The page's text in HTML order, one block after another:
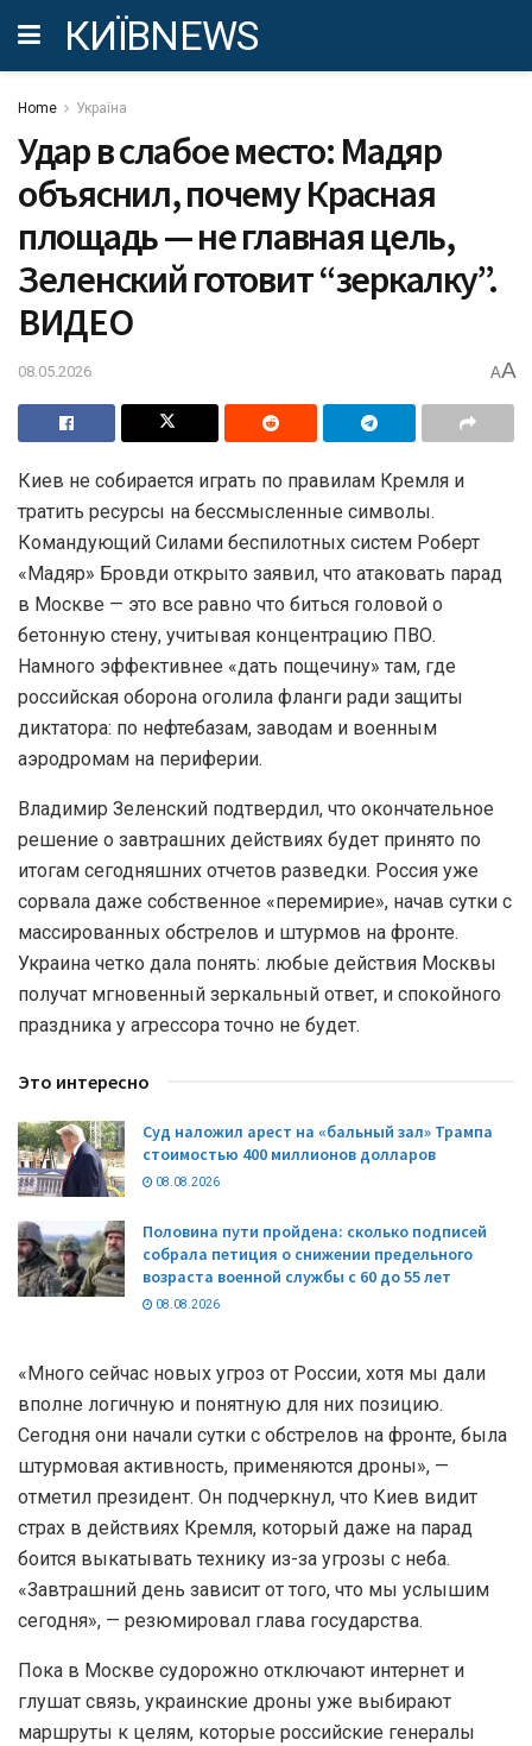
КИЇВNEWS
Home Україна
Удар в слабое место: Мадяр
объяснил, почему Красная
площадь — не главная цель,
Зеленский готовит “зеркалку”.
ВИДЕО
08.05.2026 AA
Киев не собирается играть по правилам Кремля и
тратить ресурсы на бессмысленные символы.
Командующий Силами беспилотных систем Роберт
«Мадяр» Бровди открыто заявил, что атаковать парад
в Москве — это все равно что биться головой о
бетонную стену, учитывая концентрацию ПВО.
Намного эффективнее «дать пощечину» там, где
российская оборона оголила фланги ради защиты
диктатора: по нефтебазам, заводам и военным
аэродромам на периферии.
Владимир Зеленский подтвердил, что окончательное
решение о завтрашних действиях будет принято по
итогам сегодняшних отчетов разведки. Россия уже
сорвала даже собственное «перемирие», начав сутки с
массированных обстрелов и штурмов на фронте.
Украина четко дала понять: любые действия Москвы
получат мгновенный зеркальный ответ, и спокойного
праздника у агрессора точно не будет.
Это интересно
Суд наложил арест на «бальный зал» Трампа
стоимостью 400 миллионов долларов
08.08.2026
Половина пути пройдена: сколько подписей
собрала петиция о снижении предельного
возраста военной службы с 60 до 55 лет
08.08.2026
«Много сейчас новых угроз от России, хотя мы дали
вполне логичную и понятную для них позицию.
Сегодня они начали сутки с обстрелов на фронте, была
штурмовая активность, применяются дроны», —
отметил президент. Он подчеркнул, что Киев видит
страх в действиях Кремля, который даже на парад
боится выкатывать технику из-за угрозы с неба.
«Завтрашний день зависит от того, что мы услышим
сегодня», — резюмировал глава государства.
Пока в Москве судорожно отключают интернет и
глушат связь, украинские дроны уже выбирают
маршруты к целям, которые российские генералы